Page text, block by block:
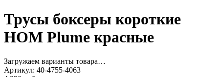
Трусы боксеры короткие
HOM Plume красные
Загружаем варианты товара…
Артикул: 40-4755-4063